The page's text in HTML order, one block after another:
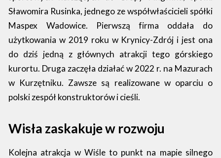
Sławomira Rusinka, jednego ze współwłaścicieli spółki
Maspex Wadowice. Pierwszą firma oddała do
użytkowania w 2019 roku w Krynicy-Zdrój i jest ona
do dziś jedną z głównych atrakcji tego górskiego
kurortu. Druga zaczęła działać w 2022 r. na Mazurach
w Kurzętniku. Zawsze są realizowane w oparciu o
polski zespół konstruktorów i cieśli.
Wisła zaskakuje w rozwoju
Kolejna atrakcja w Wiśle to punkt na mapie silnego